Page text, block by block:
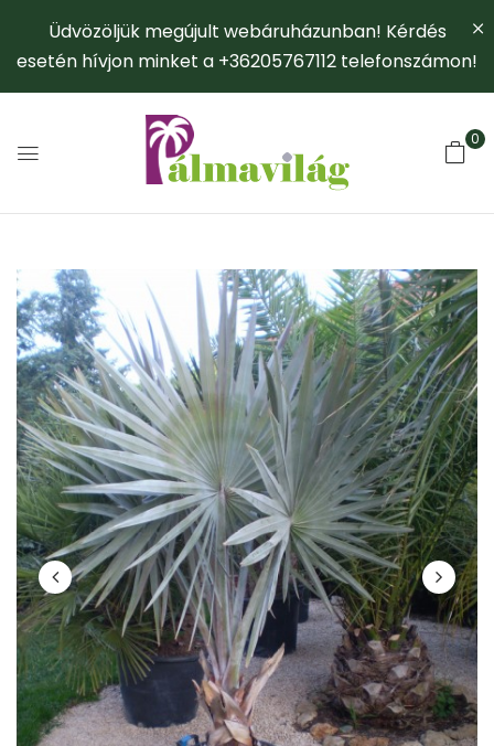
Üdvözöljük megújult webáruházunban! Kérdés
esetén hívjon minket a +36205767112 telefonszámon!
0